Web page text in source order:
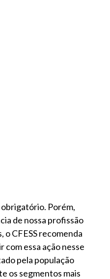
Porém,
de nossa profissão
o CFESS recomenda
com essa ação nesse
pela população
os segmentos mais